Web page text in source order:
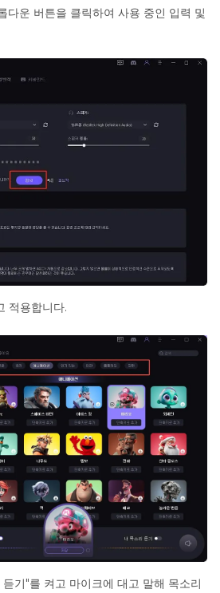
다운 버튼을 클릭하여 사용 중인 입력 및
적용합니다.
기"를 켜고 마이크에 대고 말해 목소리